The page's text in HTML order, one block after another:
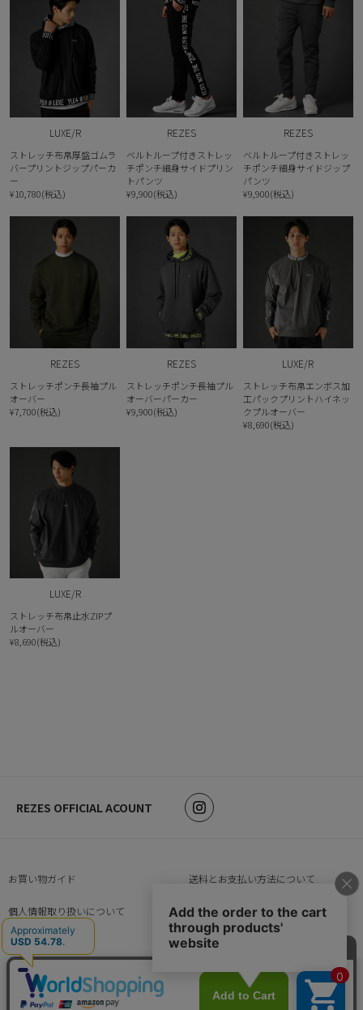
LUXE/R
ストレッチ布帛厚盛ゴムラ
バープリントジップパーカ
ー
¥10,780(税込)
REZES
ベルトループ付きストレッ
チポンチ細身サイドプリン
トパンツ
¥9,900(税込)
REZES
ベルトループ付きストレッ
チポンチ細身サイドジップ
パンツ
¥9,900(税込)
REZES
ストレッチポンチ長袖プル
オーバー
¥7,700(税込)
REZES
ストレッチポンチ長袖プル
オーバーパーカー
¥9,900(税込)
LUXE/R
ストレッチ布帛エンボス加
工パックプリントハイネッ
クプルオーバー
¥8,690(税込)
LUXE/R
ストレッチ布帛止水ZIPプ
ルオーバー
¥8,690(税込)
REZES OFFICIAL ACOUNT
お買い物ガイド 送料とお支払い方法について
個人情報取り扱いについて 特定商取引法に基づく表示
返品特約について 会員規約について
サイズガイド 企業情報